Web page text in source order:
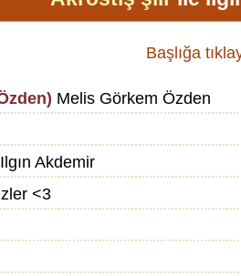
Başlığa
Melis Görkem Özden
Akdemir
<3